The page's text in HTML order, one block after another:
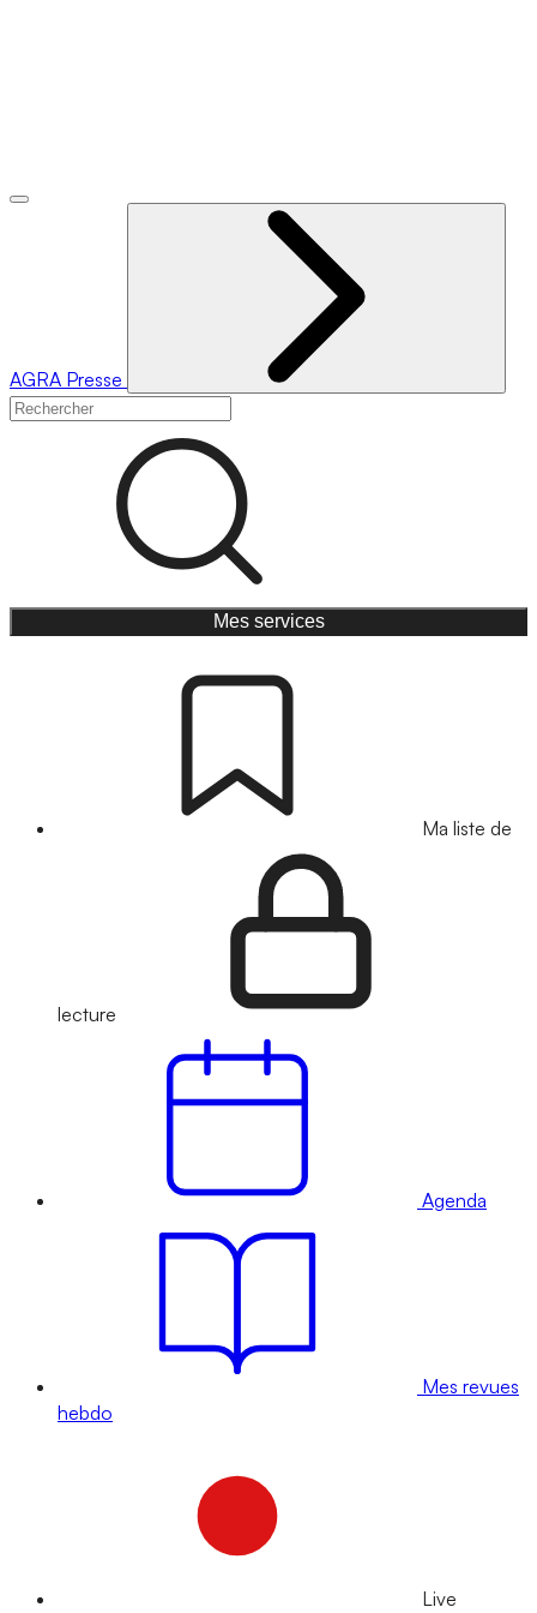
AGRA Presse
Mes services
Ma liste de
lecture
Agenda
Mes revues
hebdo
Live